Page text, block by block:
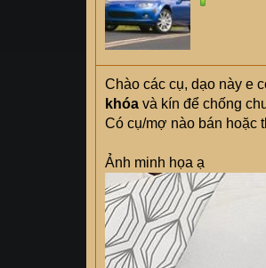
r
Chào các cụ, dạo này e
khóa và kín để chống
Có cụ/mợ nào bán hoặc
Ảnh minh họa ạ